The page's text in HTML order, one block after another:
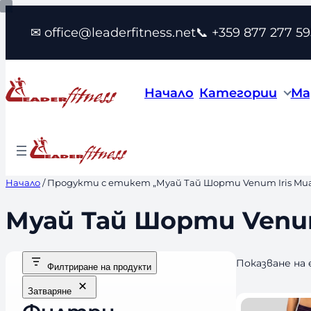
Към
съдържанието
✉ office@leaderfitness.net📞 +359 877 277
Начало Категории
Начало/ Продукти с етикет „Муай Тай Шорти Venum Iris
Муай Тай Шорти
Филтриране на продукти
Затваряне
Показване